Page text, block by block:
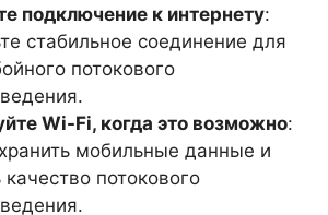
подключение к интернету:
стабильное соединение для
потокового
Wi-Fi, когда это возможно:
мобильные данные и
потокового